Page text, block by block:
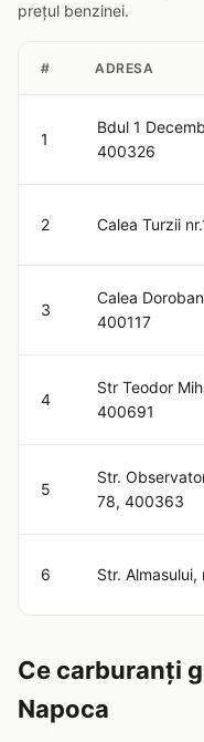
prețul benzinei.
# ADRESA
1
Bdul 1
400326
2 Calea Turzii
3
Calea
400117
4
Str Teodor
400691
5
Str.
78, 400363
6 Str.
Ce carburanți
Napoca